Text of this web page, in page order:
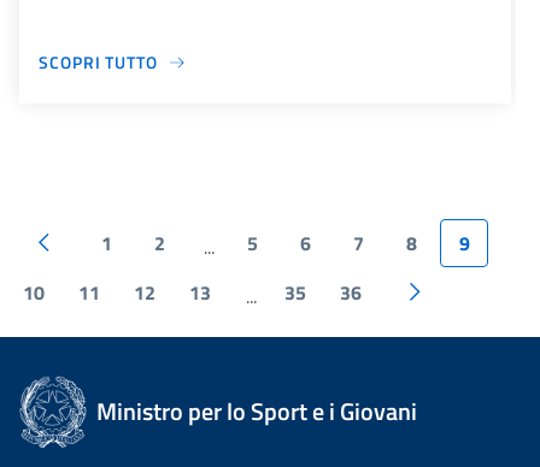
SCOPRI TUTTO
1 2 ... 5 6 7 8
9
10
11 12 13 ... 35 36
Ministro per lo Sport e i Giovani